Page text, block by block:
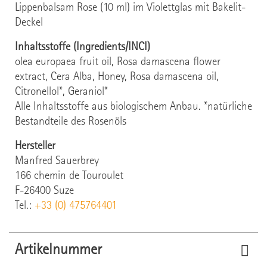
Lippenbalsam Rose (10 ml) im Violettglas mit Bakelit-
Deckel
Inhaltsstoffe (Ingredients/INCI)
olea europaea fruit oil, Rosa damascena flower
extract, Cera Alba, Honey, Rosa damascena oil,
Citronellol*, Geraniol*
Alle Inhaltsstoffe aus biologischem Anbau. *natürliche
Bestandteile des Rosenöls
Hersteller
Manfred Sauerbrey
166 chemin de Touroulet
F-26400 Suze
Tel.: +33 (0) 475764401
Artikelnummer